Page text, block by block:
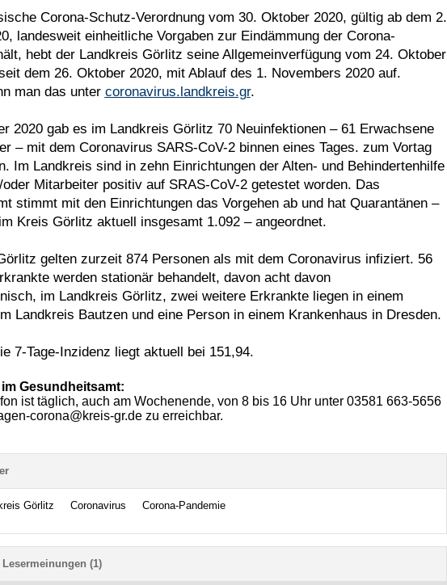
Corona-Schutz-Verordnung vom 30. Oktober 2020, gültig ab dem 2.
landesweit einheitliche Vorgaben zur Eindämmung der Corona-
hebt der Landkreis Görlitz seine Allgemeinverfügung vom 24. Oktober
dem 26. Oktober 2020, mit Ablauf des 1. Novembers 2020 auf.
man das unter coronavirus.landkreis.gr.
2020 gab es im Landkreis Görlitz 70 Neuinfektionen – 61 Erwachsene
– mit dem Coronavirus SARS-CoV-2 binnen eines Tages. zum Vortag
Im Landkreis sind in zehn Einrichtungen der Alten- und Behindertenhilfe
oder Mitarbeiter positiv auf SRAS-CoV-2 getestet worden. Das
stimmt mit den Einrichtungen das Vorgehen ab und hat Quarantänen –
Kreis Görlitz aktuell insgesamt 1.092 – angeordnet.
gelten zurzeit 874 Personen als mit dem Coronavirus infiziert. 56
werden stationär behandelt, davon acht davon
im Landkreis Görlitz, zwei weitere Erkrankte liegen in einem
Landkreis Bautzen und eine Person in einem Krankenhaus in Dresden.
7-Tage-Inzidenz liegt aktuell bei 151,94.
Gesundheitsamt:
ist täglich, auch am Wochenende, von 8 bis 16 Uhr unter 03581 663-5656
corona@kreis-gr.de zu erreichbar.
Görlitz Coronavirus Corona-Pandemie
Lesermeinungen (1)